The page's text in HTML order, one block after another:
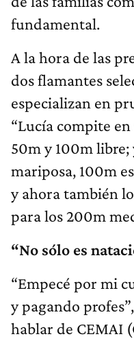
fundamental.
A la hora de las
dos flamantes
especializan en
“Lucía compite
50m y 100m libre;
mariposa, 100m
y ahora también
para los 200m
“No sólo es
“Empecé por mi
y pagando
hablar de CEMAI